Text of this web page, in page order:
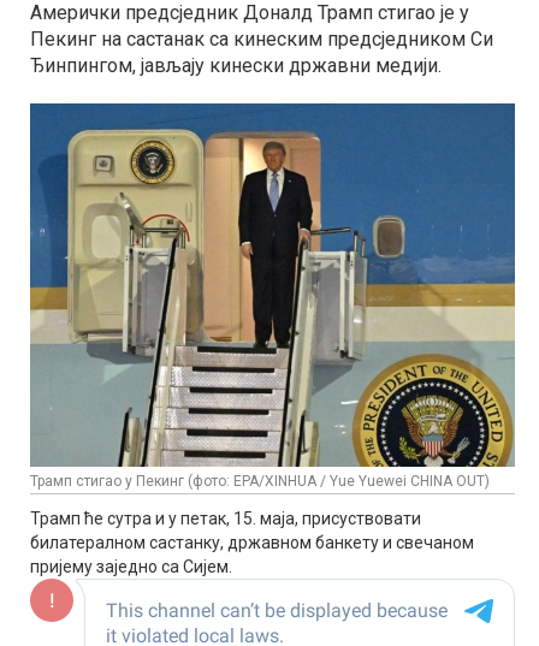
Амерички предсједник Доналд Трамп стигао је у
Пекинг на састанак са кинеским предсједником Си
Ђинпингом, јављају кинески државни медији.
Трамп стигао у Пекинг (фото: EPA/XINHUA / Yue Yuewei CHINA OUT)
Трамп ће сутра и у петак, 15. маја, присуствовати
билатералном састанку, државном банкету и свечаном
пријему заједно са Сијем.